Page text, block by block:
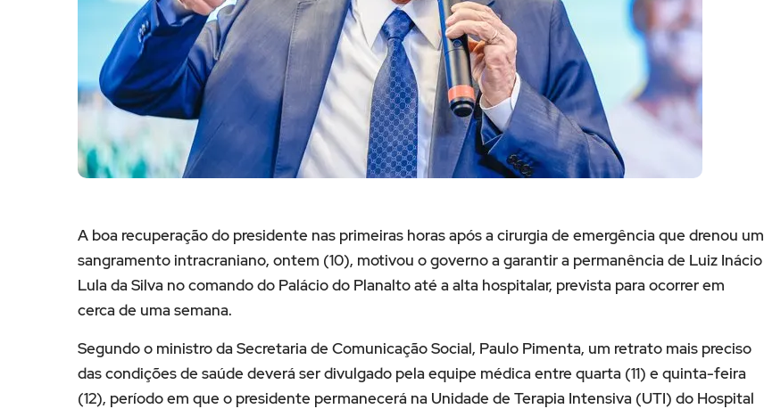
A boa recuperação do presidente nas primeiras horas após a cirurgia de emergência que drenou um
sangramento intracraniano, ontem (10), motivou o governo a garantir a permanência de Luiz Inácio
Lula da Silva no comando do Palácio do Planalto até a alta hospitalar, prevista para ocorrer em
cerca de uma semana.
Segundo o ministro da Secretaria de Comunicação Social, Paulo Pimenta, um retrato mais preciso
das condições de saúde deverá ser divulgado pela equipe médica entre quarta (11) e quinta-feira
(12), período em que o presidente permanecerá na Unidade de Terapia Intensiva (UTI) do Hospital